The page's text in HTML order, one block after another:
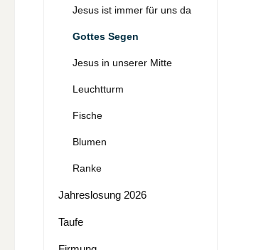
Jesus ist immer für uns da
Gottes Segen
Jesus in unserer Mitte
Leuchtturm
Fische
Blumen
Ranke
Jahreslosung 2026
Taufe